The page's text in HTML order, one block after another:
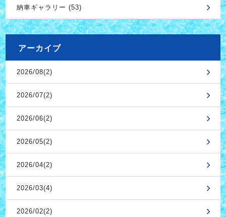
納車ギャラリー (53)
アーカイブ
2026/08(2)
2026/07(2)
2026/06(2)
2026/05(2)
2026/04(2)
2026/03(4)
2026/02(2)